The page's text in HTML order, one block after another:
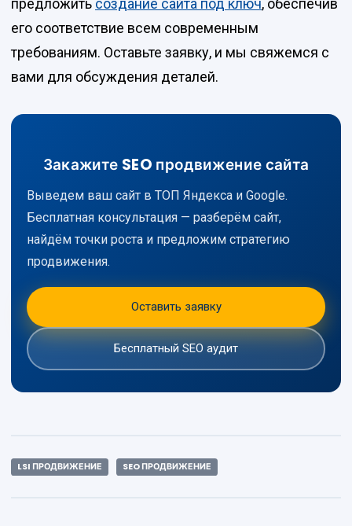
предложить создание сайта под ключ, обеспечив
его соответствие всем современным
требованиям. Оставьте заявку, и мы свяжемся с
вами для обсуждения деталей.
Закажите SEO продвижение сайта
Выведем ваш сайт в ТОП Яндекса и Google.
Бесплатная консультация — разберём сайт,
найдём точки роста и предложим стратегию
продвижения.
Оставить заявку
Бесплатный SEO аудит
LSI ПРОДВИЖЕНИЕ SEO ПРОДВИЖЕНИЕ